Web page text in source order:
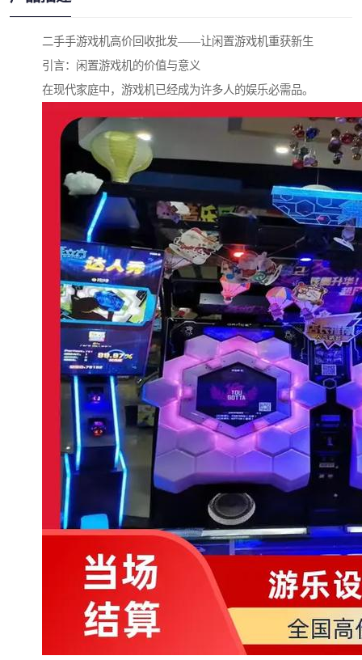
二手手游戏机高价回收批发——让闲置游戏机重获新生
引言：闲置游戏机的价值与意义
在现代家庭中，游戏机已经成为许多人的娱乐必需品。